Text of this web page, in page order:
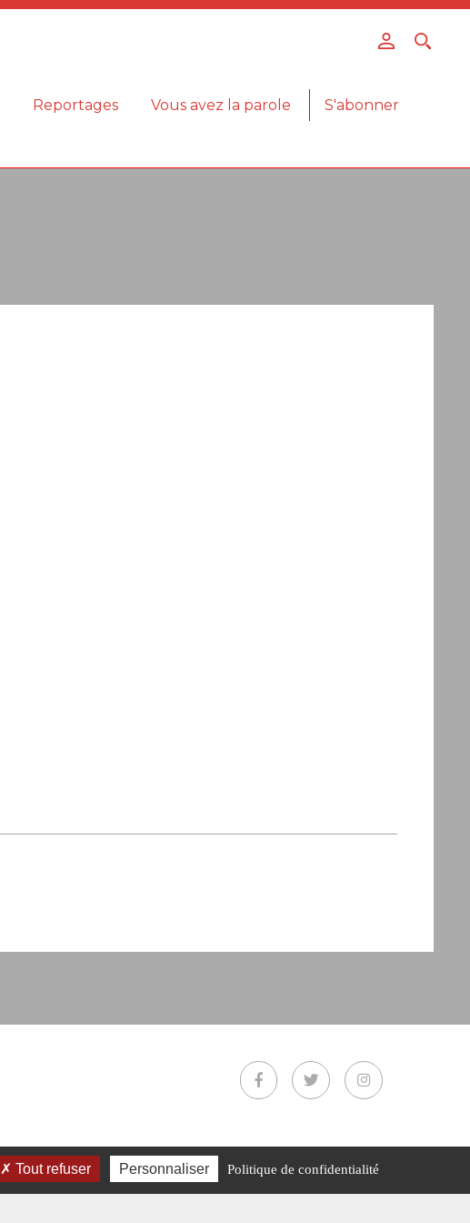
Reportages Vous avez la parole
S'abonner
Tout refuser Personnaliser Politique de confidentialité